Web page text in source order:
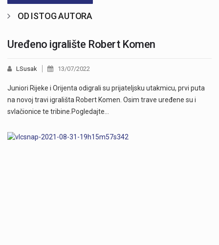
OD ISTOG AUTORA
Uređeno igralište Robert Komen
LSusak 13/07/2022
Juniori Rijeke i Orijenta odigrali su prijateljsku utakmicu, prvi puta
na novoj travi igrališta Robert Komen. Osim trave uređene su i
svlačionice te tribine.Pogledajte…